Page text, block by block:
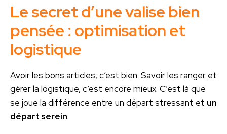
Le secret d’une valise bien
pensée : optimisation et
logistique
Avoir les bons articles, c’est bien. Savoir les ranger et
gérer la logistique, c’est encore mieux. C’est là que
se joue la différence entre un départ stressant et un
départ serein.